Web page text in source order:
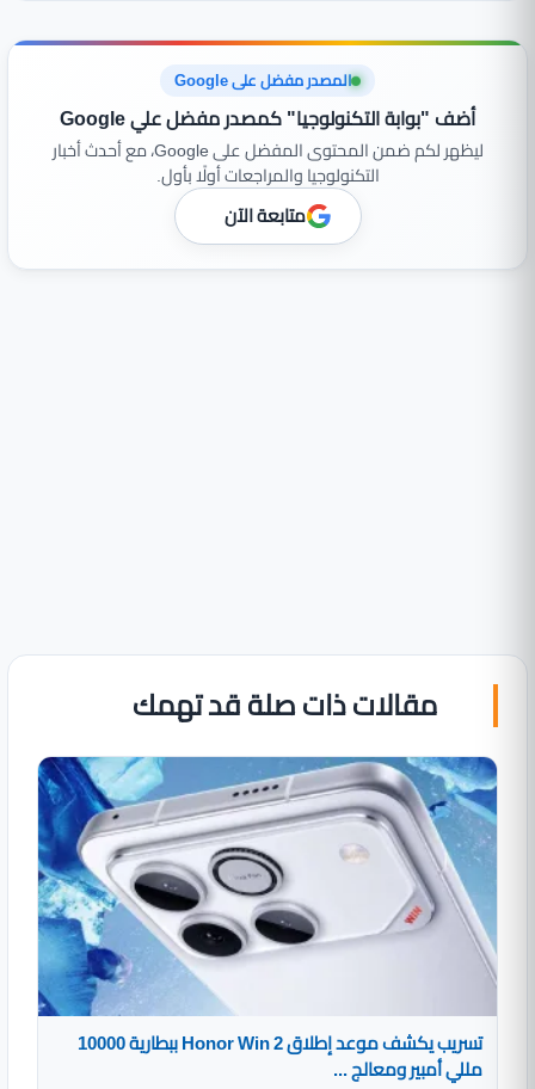
المصدر مفضل على Google
أضف "بوابة التكنولوجيا" كمصدر مفضل علي Google
ليظهر لكم ضمن المحتوى المفضل على Google، مع أحدث أخبار
التكنولوجيا والمراجعات أولًا بأول.
متابعة الآن
مقالات ذات صلة قد تهمك
تسريب يكشف موعد إطلاق Honor Win 2 ببطارية 10000
مللي أمبير ومعالج ...